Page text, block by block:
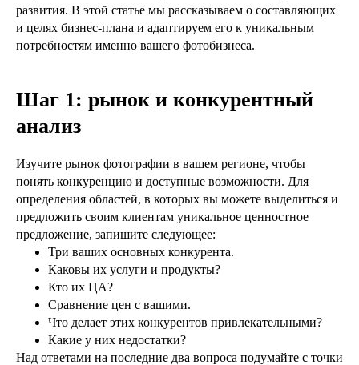
развития. В этой статье мы рассказываем о составляющих
и целях бизнес-плана и адаптируем его к уникальным
потребностям именно вашего фотобизнеса.
Шаг 1: рынок и конкурентный
анализ
Изучите рынок фотографии в вашем регионе, чтобы
понять конкуренцию и доступные возможности. Для
определения областей, в которых вы можете выделиться и
предложить своим клиентам уникальное ценностное
предложение, запишите следующее:
Три ваших основных конкурента.
Каковы их услуги и продукты?
Кто их ЦА?
Сравнение цен с вашими.
Что делает этих конкурентов привлекательными?
Какие у них недостатки?
Над ответами на последние два вопроса подумайте с точки